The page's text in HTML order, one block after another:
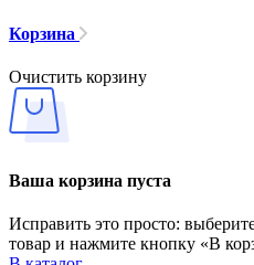
Корзина
Очистить корзину
Ваша корзина пуста
Исправить это просто:
товар и нажмите кнопку «В